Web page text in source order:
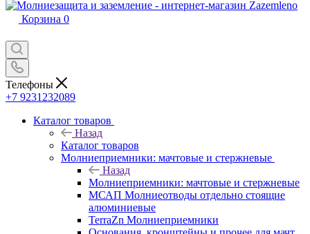
Корзина 0
Телефоны
+7 9231232089
Каталог товаров
Назад
Каталог товаров
Молниеприемники: мачтовые и стержневые
Назад
Молниеприемники: мачтовые и стержневые
МСАП Молниеотводы отдельно стоящие
алюминиевые
TerraZn Молниеприемники